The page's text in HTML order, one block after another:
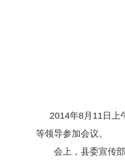
2014年8月11日上
等领导参加会议。
会上，县委宣传部